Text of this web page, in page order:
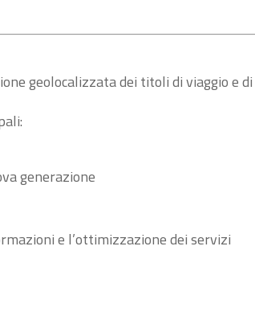
geolocalizzata dei titoli di viaggio e di
generazione
e l’ottimizzazione dei servizi